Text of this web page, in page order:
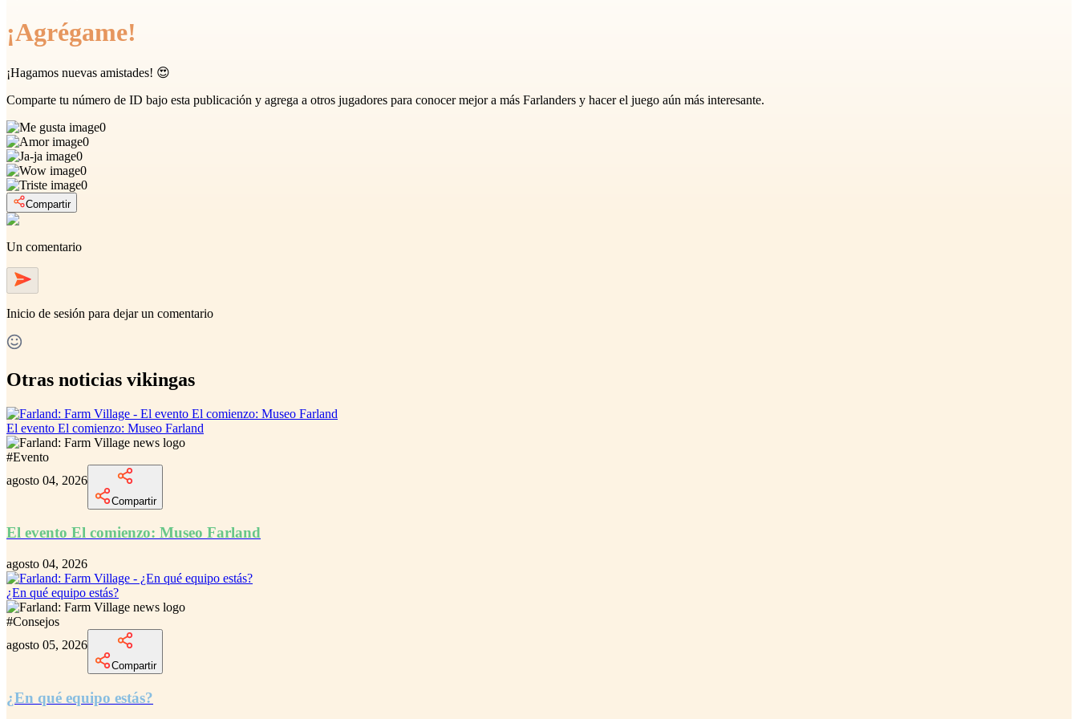
¡Agrégame!
¡Hagamos nuevas amistades! 😍
Comparte tu número de ID bajo esta publicación y agrega a otros jugadores para conocer mejor a más Farlanders y hacer el juego aún más interesante.
0
0
0
0
0
Compartir
Un comentario
Inicio de sesión para dejar un comentario
Otras noticias vikingas
El evento El comienzo: Museo Farland
#Evento
agosto 04, 2026
Compartir
El evento El comienzo: Museo Farland
agosto 04, 2026
¿En qué equipo estás?
#Consejos
agosto 05, 2026
Compartir
¿En qué equipo estás?